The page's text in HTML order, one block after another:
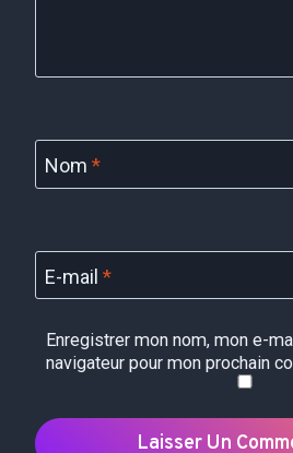
Nom *
E-mail *
Enregistrer mon nom, mon e-
navigateur pour mon prochain